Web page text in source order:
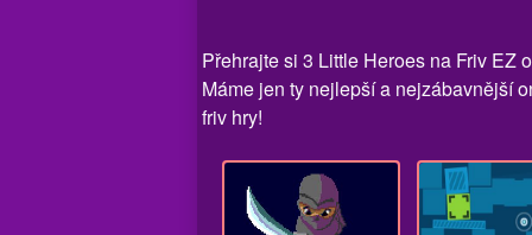
Přehrajte si 3 Little Heroes na Friv EZ
Máme jen ty nejlepší a nejzábavnější
friv hry!